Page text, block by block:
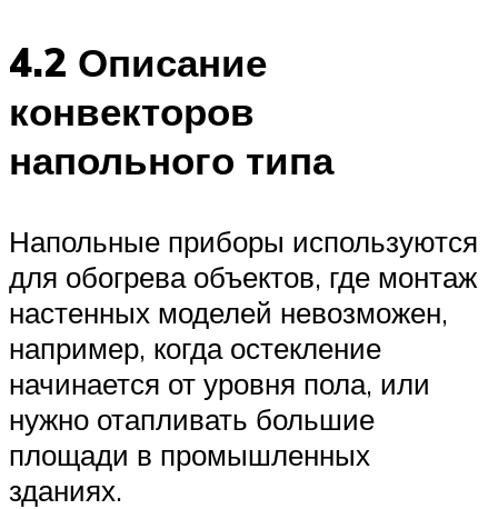
4.2 Описание
конвекторов
напольного типа
Напольные приборы используются
для обогрева объектов, где монтаж
настенных моделей невозможен,
например, когда остекление
начинается от уровня пола, или
нужно отапливать большие
площади в промышленных
зданиях.